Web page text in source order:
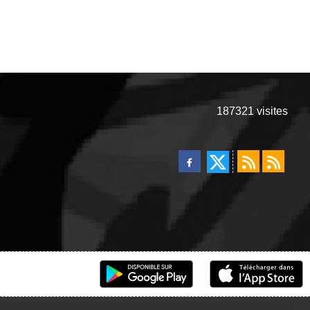
187321 visites